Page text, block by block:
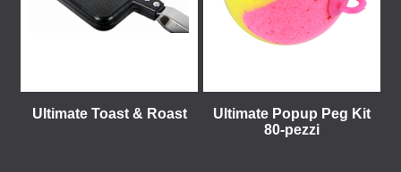
Ultimate Toast & Roast
Ultimate Popup Peg Kit
80-pezzi